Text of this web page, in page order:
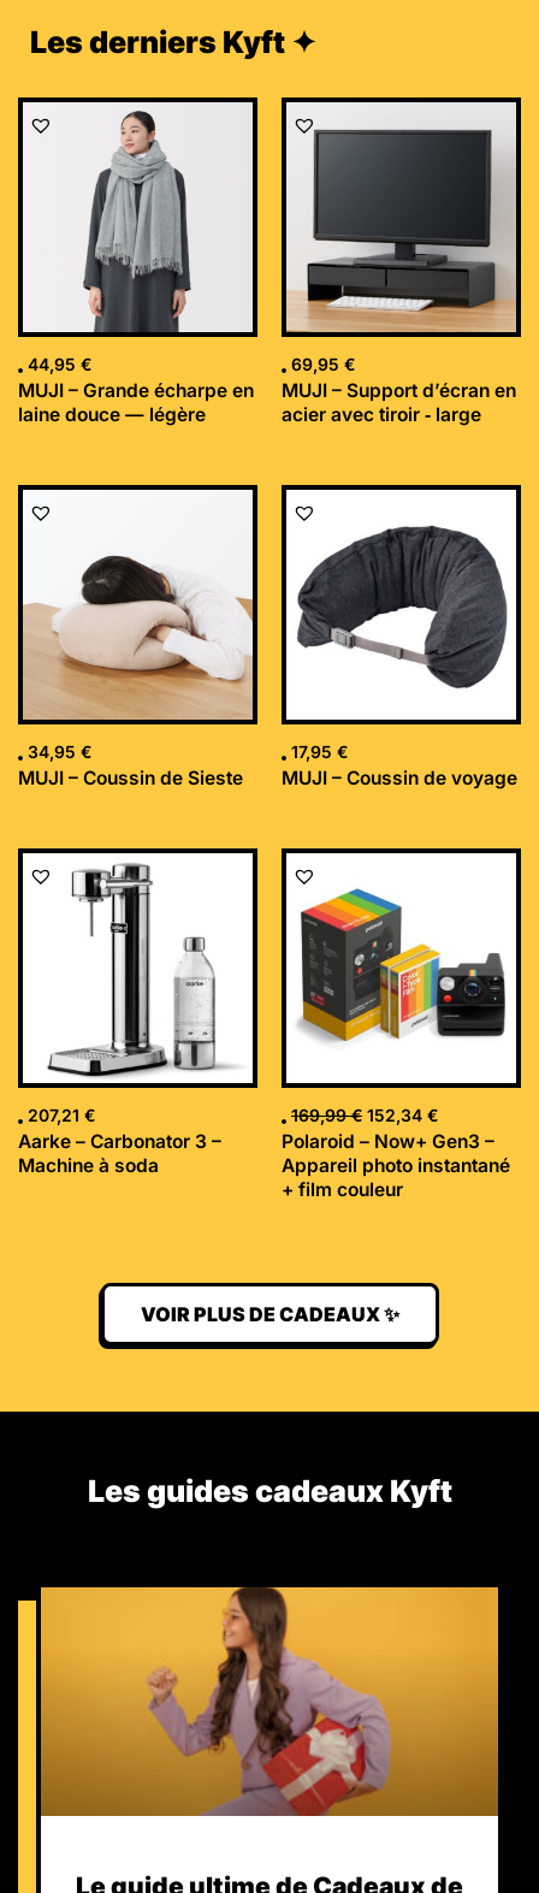
Les derniers Kyft ✦
44,95 €
MUJI – Grande écharpe en
laine douce — légère
69,95 €
MUJI – Support d’écran en
acier avec tiroir ‐ large
34,95 €
MUJI – Coussin de Sieste
17,95 €
MUJI – Coussin de voyage
207,21 €
Aarke – Carbonator 3 –
Machine à soda
169,99€
Le
initial
était :
169,99 €.
152,34 €
Le
Polaroid – Now+ Gen3 –
Appareil photo instantané
+ film couleur
VOIR PLUS DE CADEAUX ✨
Les guides cadeaux Kyft​
Le guide ultime de Cadeaux de